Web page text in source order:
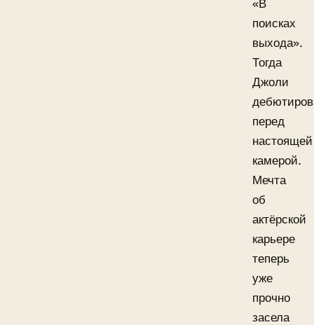
«В
поисках
выхода».
Тогда
Джоли
перед
настоящей
камерой.
Мечта
об
актёрской
карьере
теперь
уже
прочно
засела